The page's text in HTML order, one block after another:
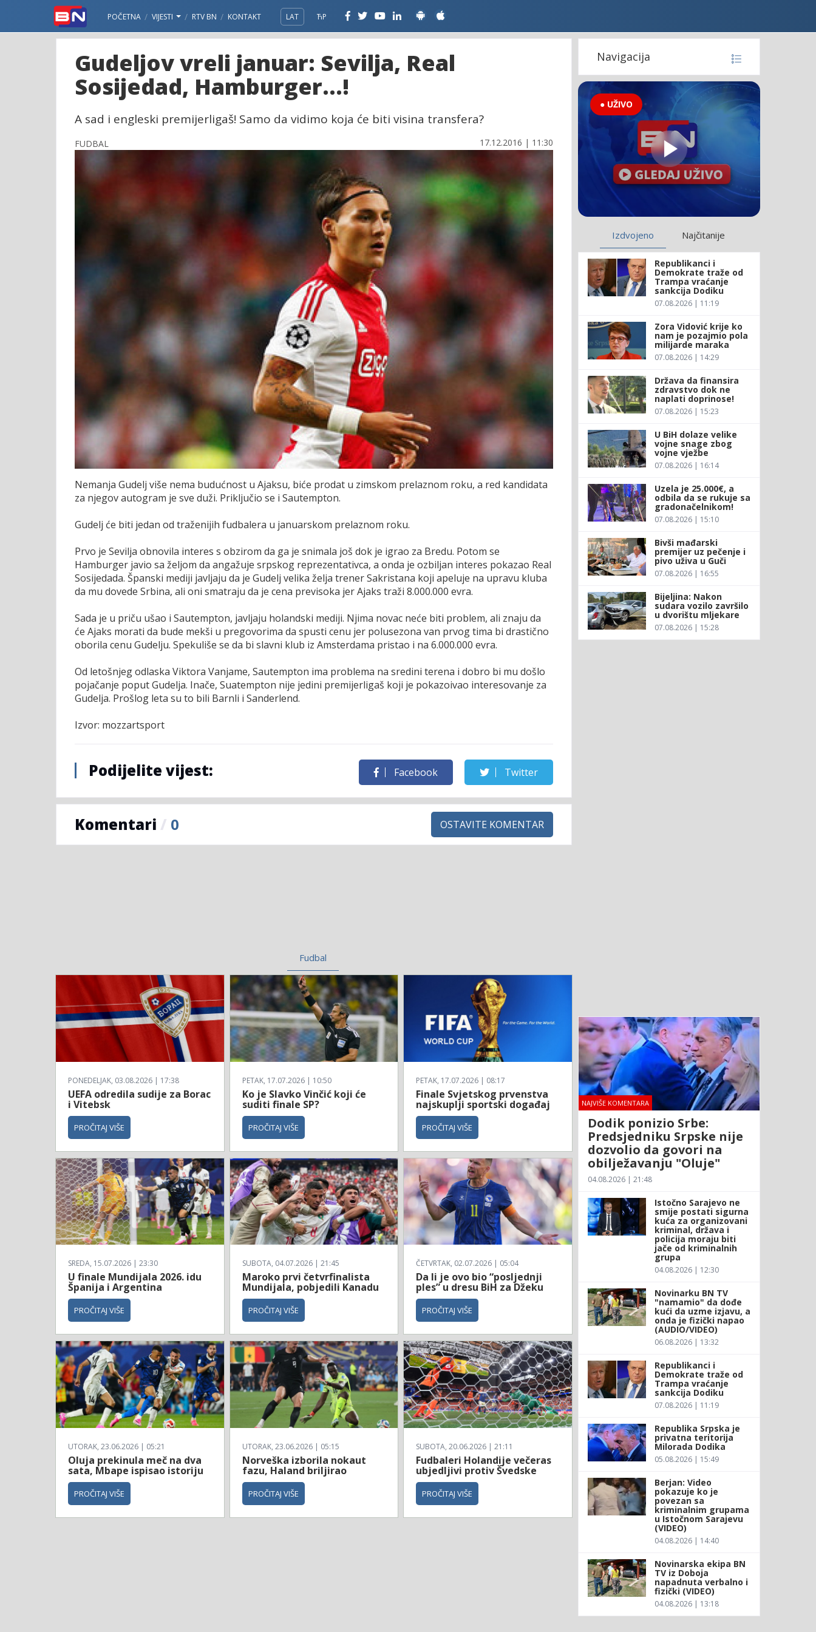
POČETNA VIJESTI RTV BN KONTAKT LAT ЋР
Gudeljov vreli januar: Sevilja, Real
Sosijedad, Hamburger...!
A sad i engleski premijerligaš! Samo da vidimo koja će biti visina transfera?
FUDBAL 17.12.2016 | 11:30
Nemanja Gudelj više nema budućnost u Ajaksu, biće prodat u zimskom prelaznom roku, a red kandidata
za njegov autogram je sve duži. Priključio se i Sautempton.
Gudelj će biti jedan od traženijih fudbalera u januarskom prelaznom roku.
Prvo je Sevilja obnovila interes s obzirom da ga je snimala još dok je igrao za Bredu. Potom se
Hamburger javio sa željom da angažuje srpskog reprezentativca, a onda je ozbiljan interes pokazao Real
Sosijedada. Španski mediji javljaju da je Gudelj velika želja trener Sakristana koji apeluje na upravu kluba
da mu dovede Srbina, ali oni smatraju da je cena previsoka jer Ajaks traži 8.000.000 evra.
Sada je u priču ušao i Sautempton, javljaju holandski mediji. Njima novac neće biti problem, ali znaju da
će Ajaks morati da bude mekši u pregovorima da spusti cenu jer polusezona van prvog tima bi drastično
oborila cenu Gudelju. Spekuliše se da bi slavni klub iz Amsterdama pristao i na 6.000.000 evra.
Od letošnjeg odlaska Viktora Vanjame, Sautempton ima problema na sredini terena i dobro bi mu došlo
pojačanje poput Gudelja. Inače, Suatempton nije jedini premijerligaš koji je pokazoivao interesovanje za
Gudelja. Prošlog leta su to bili Barnli i Sanderlend.
Izvor: mozzartsport
Podijelite vijest: Facebook Twitter
Komentari / 0 OSTAVITE KOMENTAR
Fudbal
PONEDELJAK, 03.08.2026 | 17:38
UEFA odredila sudije za Borac
i Vitebsk
PROČITAJ VIŠE
PETAK, 17.07.2026 | 10:50
Ko je Slavko Vinčić koji će
suditi finale SP?
PROČITAJ VIŠE
PETAK, 17.07.2026 | 08:17
Finale Svjetskog prvenstva
najskuplji sportski događaj
PROČITAJ VIŠE
SREDA, 15.07.2026 | 23:30
U finale Mundijala 2026. idu
Španija i Argentina
PROČITAJ VIŠE
SUBOTA, 04.07.2026 | 21:45
Maroko prvi četvrfinalista
Mundijala, pobjedili Kanadu
PROČITAJ VIŠE
ČETVRTAK, 02.07.2026 | 05:04
Da li je ovo bio “posljednji
ples” u dresu BiH za Džeku
PROČITAJ VIŠE
UTORAK, 23.06.2026 | 05:21
Oluja prekinula meč na dva
sata, Mbape ispisao istoriju
PROČITAJ VIŠE
UTORAK, 23.06.2026 | 05:15
Norveška izborila nokaut
fazu, Haland briljirao
PROČITAJ VIŠE
SUBOTA, 20.06.2026 | 21:11
Fudbaleri Holandije večeras
ubjedljivi protiv Švedske
PROČITAJ VIŠE
Navigacija
● UŽIVO
Izdvojeno Najčitanije
Republikanci i
Demokrate traže od
Trampa vraćanje
sankcija Dodiku
07.08.2026 | 11:19
Zora Vidović krije ko
nam je pozajmio pola
milijarde maraka
07.08.2026 | 14:29
Država da finansira
zdravstvo dok ne
naplati doprinose!
07.08.2026 | 15:23
U BiH dolaze velike
vojne snage zbog
vojne vježbe
07.08.2026 | 16:14
Uzela je 25.000€, a
odbila da se rukuje sa
gradonačelnikom!
07.08.2026 | 15:10
Bivši mađarski
premijer uz pečenje i
pivo uživa u Guči
07.08.2026 | 16:55
Bijeljina: Nakon
sudara vozilo završilo
u dvorištu mljekare
07.08.2026 | 15:28
NAJVIŠE KOMENTARA
Dodik ponizio Srbe:
Predsjedniku Srpske nije
dozvolio da govori na
obilježavanju "Oluje"
04.08.2026 | 21:48
Istočno Sarajevo ne
smije postati sigurna
kuća za organizovani
kriminal, država i
policija moraju biti
jače od kriminalnih
grupa
04.08.2026 | 12:30
Novinarku BN TV
"namamio" da dođe
kući da uzme izjavu, a
onda je fizički napao
(AUDIO/VIDEO)
06.08.2026 | 13:32
Republikanci i
Demokrate traže od
Trampa vraćanje
sankcija Dodiku
07.08.2026 | 11:19
Republika Srpska je
privatna teritorija
Milorada Dodika
05.08.2026 | 15:49
Berjan: Video
pokazuje ko je
povezan sa
kriminalnim grupama
u Istočnom Sarajevu
(VIDEO)
04.08.2026 | 14:40
Novinarska ekipa BN
TV iz Doboja
napadnuta verbalno i
fizički (VIDEO)
04.08.2026 | 13:18